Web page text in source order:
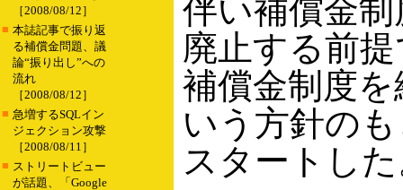
［2008/08/12］
■ 本誌記事で振り返
る補償金問題、議
論“振り出し”への
流れ
［2008/08/12］
■ 急増するSQLイン
ジェクション攻撃
［2008/08/11］
■ ストリートビュー
が話題、「Google
伴い補償金
廃止する前
補償金制度
いう方針の
スタートし